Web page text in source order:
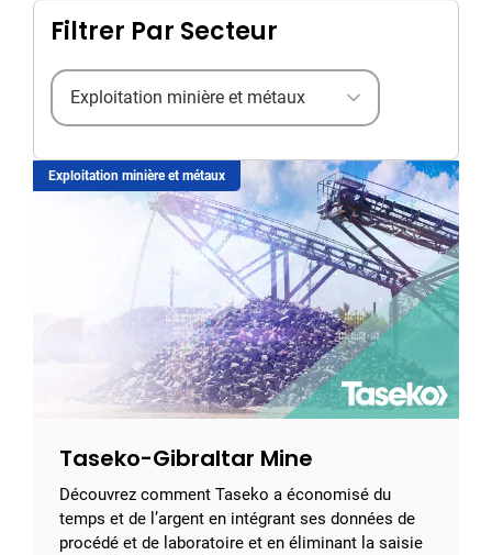
Filtrer Par Secteur
Filter by industry
Exploitation minière et métaux
Taseko-Gibraltar Mine
Découvrez comment Taseko a économisé du
temps et de l’argent en intégrant ses données de
procédé et de laboratoire et en éliminant la saisie